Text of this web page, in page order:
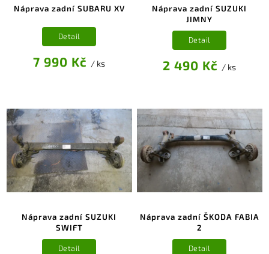
Náprava zadní SUBARU XV
7 990 Kč / ks
Detail
Náprava zadní SUZUKI
JIMNY
2 490 Kč / ks
Detail
Náprava zadní SUZUKI
SWIFT
Detail
Náprava zadní ŠKODA FABIA
2
Detail